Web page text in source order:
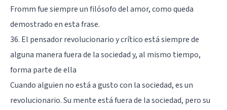
Fromm fue siempre un filósofo del amor, como queda
demostrado en esta frase.
36. El pensador revolucionario y crítico está siempre de
alguna manera fuera de la sociedad y, al mismo tiempo,
forma parte de ella
Cuando alguien no está a gusto con la sociedad, es un
revolucionario. Su mente está fuera de la sociedad, pero su